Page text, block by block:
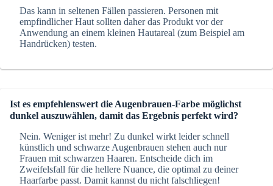
Das kann in seltenen Fällen passieren. Personen mit
empfindlicher Haut sollten daher das Produkt vor der
Anwendung an einem kleinen Hautareal (zum Beispiel am
Handrücken) testen.
Ist es empfehlenswert die Augenbrauen-Farbe möglichst
dunkel auszuwählen, damit das Ergebnis perfekt wird?
Nein. Weniger ist mehr! Zu dunkel wirkt leider schnell
künstlich und schwarze Augenbrauen stehen auch nur
Frauen mit schwarzen Haaren. Entscheide dich im
Zweifelsfall für die hellere Nuance, die optimal zu deiner
Haarfarbe passt. Damit kannst du nicht falschliegen!